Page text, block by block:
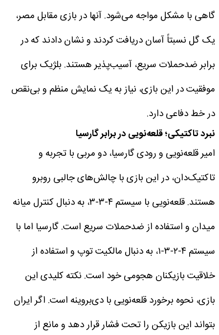
گاهی با مشکل مواجه می‌شود. آنها در بازی مقابل مصر،
یک گل نسبتاً آسان دریافت کردند و نشان دادند که در
برابر ضدحملات سریع، آسیب‌پذیر هستند. بلژیک برای
موفقیت در این بازی، نیاز به یک نمایش منظم و بی‌نقص
در خط دفاعی دارد.
نبرد تاکتیکی؛ قلعه‌نویی در برابر گارسیا
امیر قلعه‌نویی و رودی گارسیا، دو مربی با تجربه و
تاکتیک‌دان، در این بازی با چالش‌های جالبی روبرو
هستند. قلعه‌نویی با سیستم ۴-۳-۳، به دنبال کنترل میانه
میدان و استفاده از ضدحملات سریع است. گارسیا اما با
سیستم ۴-۲-۳-۱، به دنبال مالکیت توپ و استفاده از
خلاقیت بازیکنان هجومی خود است. نکته کلیدی این
بازی، نحوه برخورد قلعه‌نویی با دی‌بروینه است. اگر ایران
بتواند این بازیکن را تحت فشار قرار دهد و مانع از